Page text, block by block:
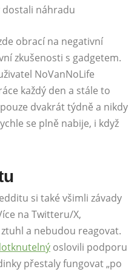
dostali náhradu
obrací na negativní
zkušenosti s gadgetem.
NoVanNoLife
každý den a stále to
dvakrát týdně a nikdy
se plně nabije, i když
si také všimli závady
na Twitteru/X,
a nebudou reagovat.
oslovili podporu
přestaly fungovat „po